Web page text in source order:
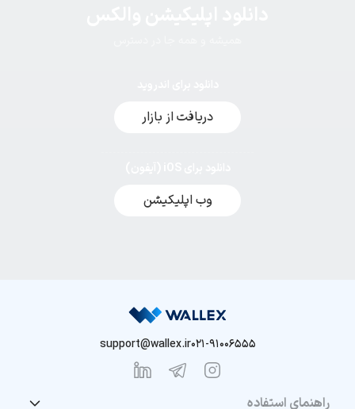
دریافت از بازار
وب اپلیکیشن
021-91006555
support@wallex.ir
راهنمای استفاده